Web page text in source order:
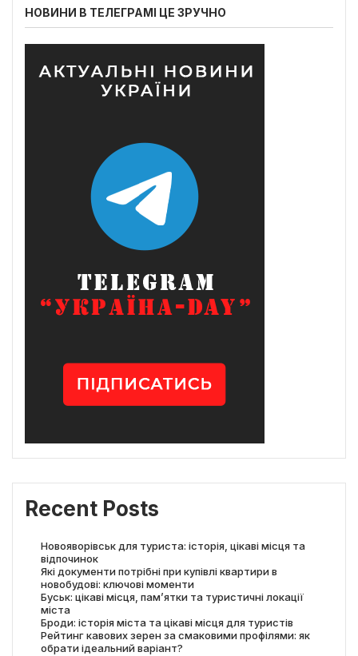
НОВИНИ В ТЕЛЕГРАМІ ЦЕ ЗРУЧНО
Recent Posts
Новояворівськ для туриста: історія, цікаві місця та
відпочинок
Які документи потрібні при купівлі квартири в
новобудові: ключові моменти
Буськ: цікаві місця, пам’ятки та туристичні локації
міста
Броди: історія міста та цікаві місця для туристів
Рейтинг кавових зерен за смаковими профілями: як
обрати ідеальний варіант?